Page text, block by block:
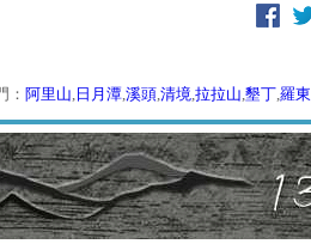
： 阿里山, 日月潭,溪頭,清境,拉拉山,墾丁,羅東